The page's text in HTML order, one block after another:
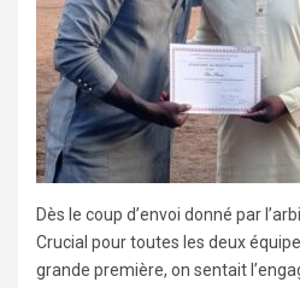
Dès le coup d’envoi donné par
Crucial pour toutes les deux
grande première, on sentait